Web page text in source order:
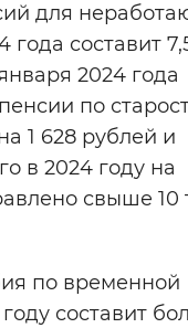
Выключены
для
года составит
2024 года
по
1 628 рублей и
в 2024 году на
свыше 10
по временной
составит